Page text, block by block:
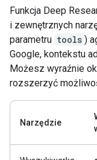
Funkcja Deep
i zewnętrznych
parametru tools )
Google, kontekstu
Możesz wyraźnie
rozszerzyć
Narzędzie